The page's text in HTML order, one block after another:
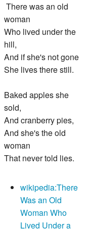
There was an old
woman
Who lived under the
hill,
And if she's not gone
She lives there still.
Baked apples she
sold,
And cranberry pies,
And she's the old
woman
That never told lies.
wikipedia:There
Was an Old
Woman Who
Lived Under a